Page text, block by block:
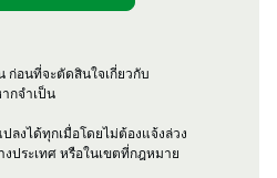
ก่อนที่จะตัดสินใจเกี่ยวกับ
กจำเป็น
ลงได้ทุกเมื่อโดยไม่ต้องแจ้งล่วง
ประเทศ หรือในเขตที่กฎหมาย